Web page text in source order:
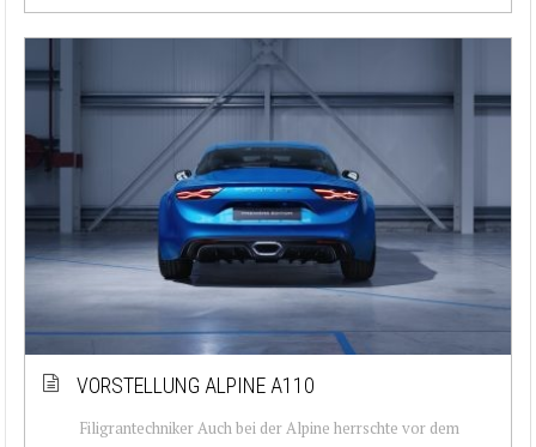
VORSTELLUNG ALPINE A110
Filigrantechniker Auch bei der Alpine herrschte vor dem